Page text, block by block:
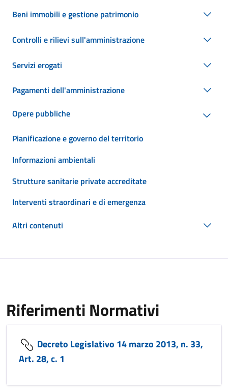
Beni immobili e gestione patrimonio
Controlli e rilievi sull'amministrazione
Servizi erogati
Pagamenti dell'amministrazione
Opere pubbliche
Pianificazione e governo del territorio
Informazioni ambientali
Strutture sanitarie private accreditate
Interventi straordinari e di emergenza
Altri contenuti
Riferimenti Normativi
Decreto Legislativo 14 marzo 2013, n. 33,
Art. 28, c. 1